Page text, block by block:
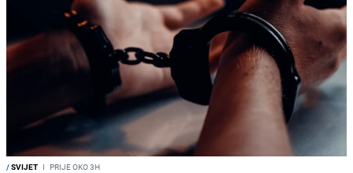
/SVIJET I PRIJE OKO 3H